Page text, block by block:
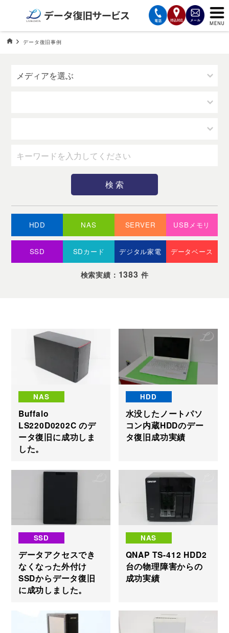
サービスの案内
データ復旧HOME
データ復旧事例
データ復旧事例一覧
HDD NAS SERVER USBメモリ
SSD SDカード デジタル家電 データベース
検索実績： 1383 件
NAS
Buffalo
LS220D0202C のデ
ータ復旧に成功しま
した。
HDD
水没したノートパソ
コン内蔵HDDのデー
タ復旧成功実績
SSD
データアクセスでき
なくなった外付け
SSDからデータ復旧
に成功しました。
NAS
QNAP TS-412 HDD2
台の物理障害からの
成功実績